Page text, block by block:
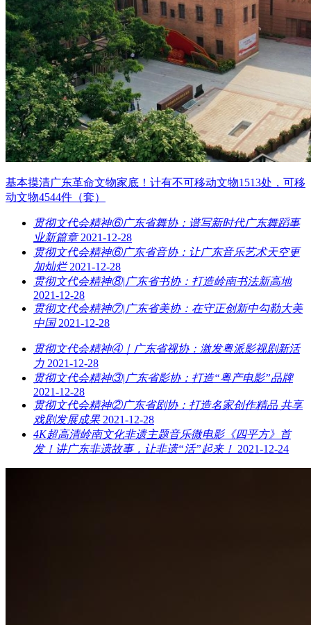
基本摸清广东革命文物家底！计有不可移动文物1513处，可移
动文物4544件（套）
贯彻文代会精神⑥广东省舞协：谱写新时代广东舞蹈事
业新篇章 2021-12-28
贯彻文代会精神⑥广东省音协：让广东音乐艺术天空更
加灿烂 2021-12-28
贯彻文代会精神⑧|广东省书协：打造岭南书法新高地
2021-12-28
贯彻文代会精神⑦|广东省美协：在守正创新中勾勒大美
中国 2021-12-28
贯彻文代会精神④｜广东省视协：激发粤派影视剧新活
力 2021-12-28
贯彻文代会精神③|广东省影协：打造“粤产电影”品牌
2021-12-28
贯彻文代会精神②广东省剧协：打造名家创作精品 共享
戏剧发展成果 2021-12-28
4K超高清岭南文化非遗主题音乐微电影《四平方》首
发！讲广东非遗故事，让非遗“活”起来！ 2021-12-24